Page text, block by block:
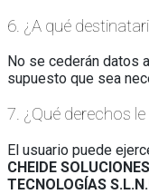
6. ¿A qué
No se cederán datos
supuesto que sea
7. ¿Qué derechos
El usuario puede
CHEIDE
TECNOLOGÍAS